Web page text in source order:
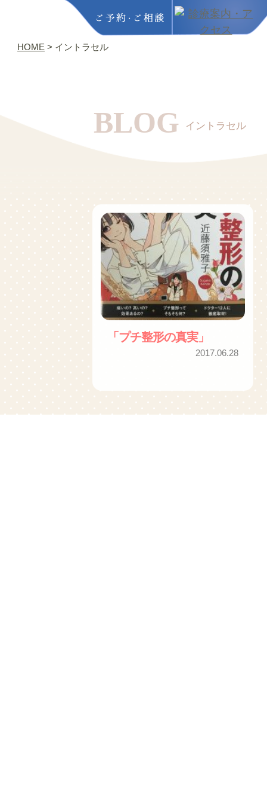
HOME > イントラセル
BLOG イントラセル
「プチ整形の真実」
2017.06.28